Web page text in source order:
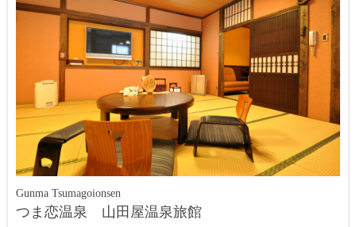
Gunma Tsumagoionsen
つま恋温泉 山田屋温泉旅館